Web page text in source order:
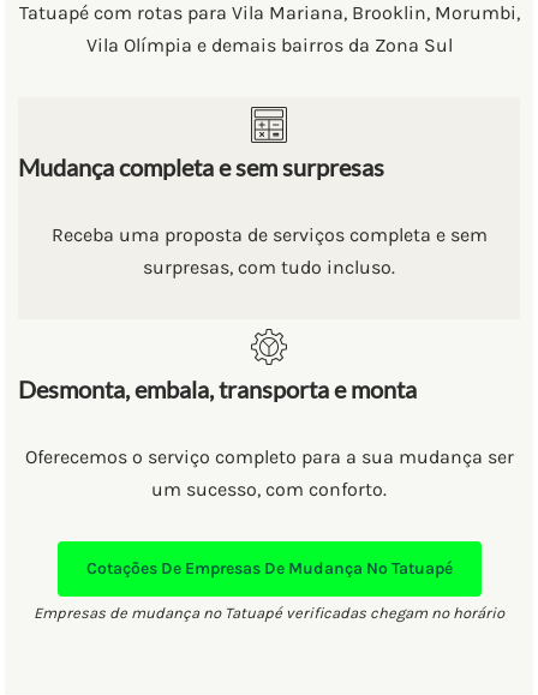
Tatuapé com rotas para Vila Mariana, Brooklin, Morumbi,
Vila Olímpia e demais bairros da Zona Sul
Mudança completa e sem surpresas
Receba uma proposta de serviços completa e sem
surpresas, com tudo incluso.
Desmonta, embala, transporta e monta
Oferecemos o serviço completo para a sua mudança ser
um sucesso, com conforto.
Cotações De Empresas De Mudança No Tatuapé
Empresas de mudança no Tatuapé verificadas chegam no horário